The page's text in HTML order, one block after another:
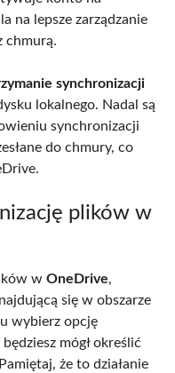
na lepsze zarządzanie
chmurą.
synchronizacji
lokalnego. Nadal są
synchronizacji
do chmury, co
plików w
w OneDrive,
się w obszarze
wybierz opcję
mógł określić
że to działanie